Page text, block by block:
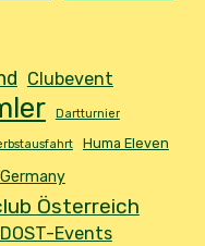
Clubevent
Dartturnier
Huma Eleven
Österreich
Events